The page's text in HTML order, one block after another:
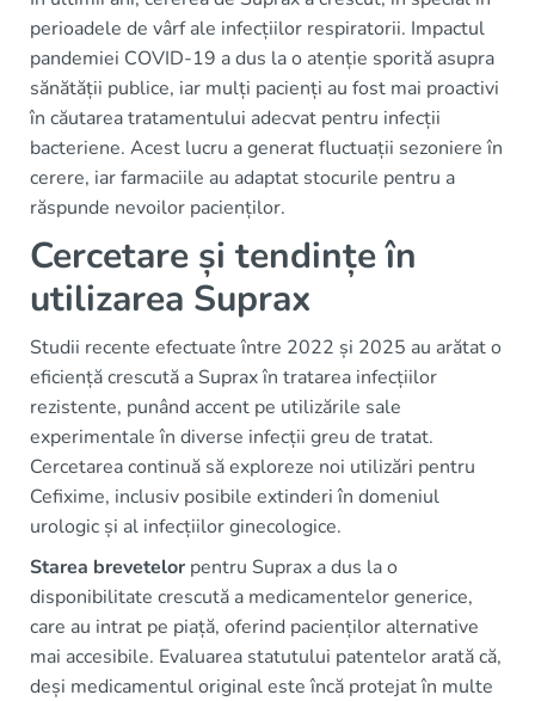
perioadele de vârf ale infecțiilor respiratorii. Impactul
pandemiei COVID-19 a dus la o atenție sporită asupra
sănătății publice, iar mulți pacienți au fost mai proactivi
în căutarea tratamentului adecvat pentru infecții
bacteriene. Acest lucru a generat fluctuații sezoniere în
cerere, iar farmaciile au adaptat stocurile pentru a
răspunde nevoilor pacienților.
Cercetare și tendințe în
utilizarea Suprax
Studii recente efectuate între 2022 și 2025 au arătat o
eficiență crescută a Suprax în tratarea infecțiilor
rezistente, punând accent pe utilizările sale
experimentale în diverse infecții greu de tratat.
Cercetarea continuă să exploreze noi utilizări pentru
Cefixime, inclusiv posibile extinderi în domeniul
urologic și al infecțiilor ginecologice.
Starea brevetelor pentru Suprax a dus la o
disponibilitate crescută a medicamentelor generice,
care au intrat pe piață, oferind pacienților alternative
mai accesibile. Evaluarea statutului patentelor arată că,
deși medicamentul original este încă protejat în multe